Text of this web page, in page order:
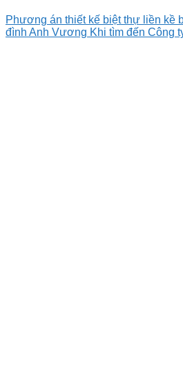
Phương án thiết kế biệt thự liền kề
đình Anh Vương Khi tìm đến Công